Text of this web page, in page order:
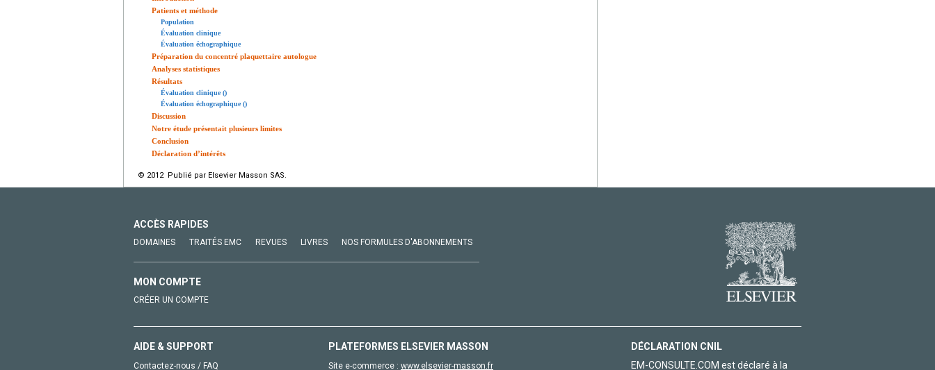
Patients et méthode
Population
Évaluation clinique
Évaluation échographique
Préparation du concentré plaquettaire autologue
Analyses statistiques
Résultats
Évaluation clinique ()
Évaluation échographique ()
Discussion
Notre étude présentait plusieurs limites
Conclusion
Déclaration d’intérêts
© 2012 Publié par Elsevier Masson SAS.
ACCÈS RAPIDES
DOMAINES TRAITÉS EMC REVUES LIVRES NOS FORMULES D'ABONNEMENTS
MON COMPTE
CRÉER UN COMPTE
AIDE & SUPPORT
Contactez-nous / FAQ
PLATEFORMES ELSEVIER MASSON
Site e-commerce : www.elsevier-masson.fr
DÉCLARATION CNIL
EM-CONSULTE.COM est déclaré à la